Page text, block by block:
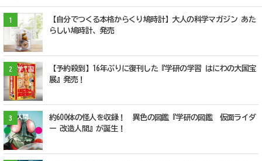
1
【自分でつくる本格からくり鳩時計】大人の科学マガジン あた
らしい鳩時計、発売
2
【予約殺到】16年ぶりに復刊した『学研の学習 はにわの大国宝
展』発売！
3
約600体の怪人を収録！ 異色の図鑑『学研の図鑑 仮面ライダ
ー 改造人間』が誕生！